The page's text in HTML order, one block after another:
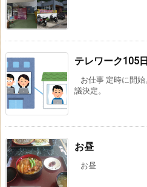
テレワーク105
お仕事 定時に開
議決定。
お昼
お昼